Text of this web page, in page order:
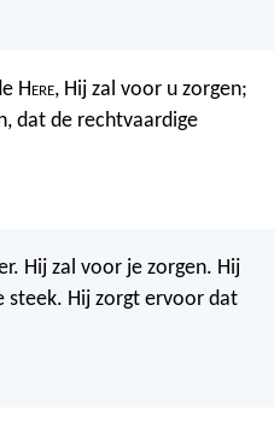
Here, Hij zal voor u zorgen;
dat de rechtvaardige
Hij zal voor je zorgen. Hij
steek. Hij zorgt ervoor dat